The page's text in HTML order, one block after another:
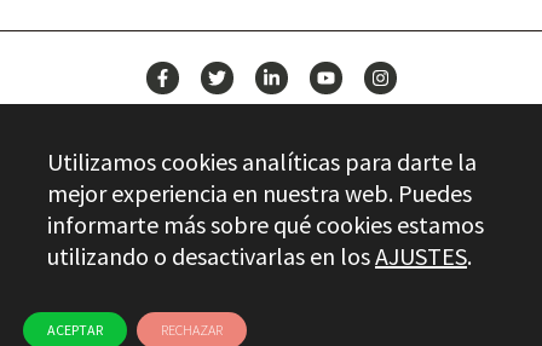
CONTACT
Stayer.es © 2026
ETHICAL CHANNEL
USE OF COOKIES
Utilizamos cookies analíticas para darte la
mejor experiencia en nuestra web. Puedes
informarte más sobre qué cookies estamos
utilizando o desactivarlas en losAJUSTES.
ACEPTAR RECHAZAR